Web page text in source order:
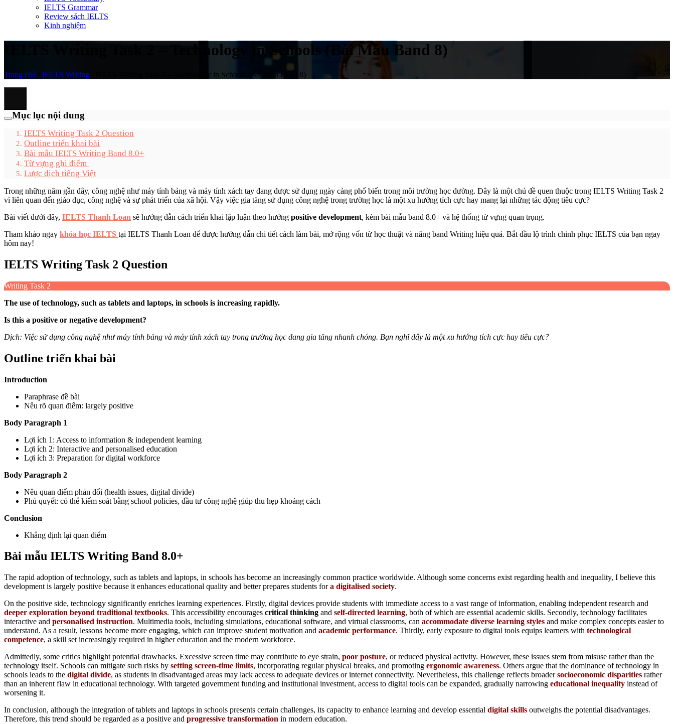
IELTS Grammar
Review sách IELTS
Kinh nghiệm
IELTS Writing Task 2 – Technology in Schools (Bài Mẫu Band 8)
Trang chủ IELTS Writing IELTS Writing Task 2 – Technology in Schools (Bài Mẫu Band 8)
Mục lục nội dung
IELTS Writing Task 2 Question
Outline triển khai bài
Bài mẫu IELTS Writing Band 8.0+
Từ vựng ghi điểm
Lược dịch tiếng Việt
Trong những năm gần đây, công nghệ như máy tính bảng và máy tính xách tay đang được sử dụng ngày càng phổ biến trong môi trường học đường. Đây là một chủ đề quen thuộc trong IELTS Writing Task 2
vì liên quan đến giáo dục, công nghệ và sự phát triển của xã hội. Vậy việc gia tăng sử dụng công nghệ trong trường học là một xu hướng tích cực hay mang lại những tác động tiêu cực?
Bài viết dưới đây, IELTS Thanh Loan sẽ hướng dẫn cách triển khai lập luận theo hướng positive development, kèm bài mẫu band 8.0+ và hệ thống từ vựng quan trọng.
Tham khảo ngay khóa học IELTS tại IELTS Thanh Loan để được hướng dẫn chi tiết cách làm bài, mở rộng vốn từ học thuật và nâng band Writing hiệu quả. Bắt đầu lộ trình chinh phục IELTS của bạn ngay
hôm nay!
IELTS Writing Task 2 Question
Writing Task 2
The use of technology, such as tablets and laptops, in schools is increasing rapidly.
Is this a positive or negative development?
Dịch: Việc sử dụng công nghệ như máy tính bảng và máy tính xách tay trong trường học đang gia tăng nhanh chóng. Bạn nghĩ đây là một xu hướng tích cực hay tiêu cực?
Outline triển khai bài
Introduction
Paraphrase đề bài
Nêu rõ quan điểm: largely positive
Body Paragraph 1
Lợi ích 1: Access to information & independent learning
Lợi ích 2: Interactive and personalised education
Lợi ích 3: Preparation for digital workforce
Body Paragraph 2
Nêu quan điểm phản đối (health issues, digital divide)
Phủ quyết: có thể kiểm soát bằng school policies, đầu tư công nghệ giúp thu hẹp khoảng cách
Conclusion
Khẳng định lại quan điểm
Bài mẫu IELTS Writing Band 8.0+
The rapid adoption of technology, such as tablets and laptops, in schools has become an increasingly common practice worldwide. Although some concerns exist regarding health and inequality, I believe this
development is largely positive because it enhances educational quality and better prepares students fora digitalised society.
On the positive side, technology significantly enriches learning experiences. Firstly, digital devices provide students with immediate access to a vast range of information, enabling independent research and
deeper exploration beyond traditional textbooks. This accessibility encourages critical thinking and self-directed learning, both of which are essential academic skills. Secondly, technology facilitates
interactive and personalised instruction. Multimedia tools, including simulations, educational software, and virtual classrooms, can accommodate diverse learning styles and make complex concepts easier to
understand. As a result, lessons become more engaging, which can improve student motivation and academic performance. Thirdly, early exposure to digital tools equips learners with technological
competence, a skill set increasingly required in higher education and the modern workforce.
Admittedly, some critics highlight potential drawbacks. Excessive screen time may contribute to eye strain, poor posture, or reduced physical activity. However, these issues stem from misuse rather than the
technology itself. Schools can mitigate such risks by setting screen-time limits, incorporating regular physical breaks, and promoting ergonomic awareness. Others argue that the dominance of technology in
schools leads to the digital divide, as students in disadvantaged areas may lack access to adequate devices or internet connectivity. Nevertheless, this challenge reflects broadersocioeconomic disparities rather
than an inherent flaw in educational technology. With targeted government funding and institutional investment, access to digital tools can be expanded, gradually narrowing educational inequality instead of
worsening it.
In conclusion, although the integration of tablets and laptops in schools presents certain challenges, its capacity to enhance learning and develop essential digital skills outweighs the potential disadvantages.
Therefore, this trend should be regarded as a positive and progressive transformation in modern education.